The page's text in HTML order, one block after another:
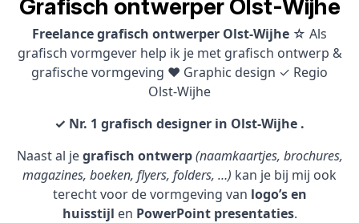
Grafisch ontwerper Olst-Wijhe
Freelance grafisch ontwerper Olst-Wijhe ☆ Als
grafisch vormgever help ik je met grafisch ontwerp &
grafische vormgeving ♥ Graphic design ✓ Regio
Olst-Wijhe
✓ Nr. 1 grafisch designer in Olst-Wijhe .
Naast al jegrafisch ontwerp (naamkaartjes, brochures,
magazines, boeken, flyers, folders, …) kan je bij mij ook
terecht voor de vormgeving van logo’s en
huisstijl en PowerPoint presentaties.